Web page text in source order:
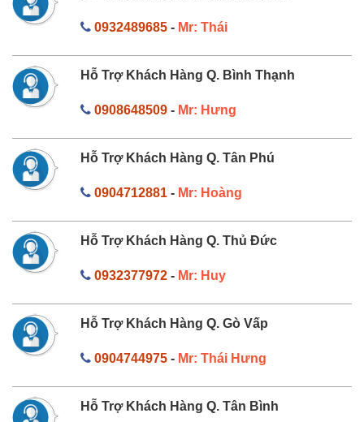
0932489685- Mr: Thái
Hỗ Trợ Khách Hàng Q. Bình Thạnh
0908648509- Mr: Hưng
Hỗ Trợ Khách Hàng Q. Tân Phú
0904712881- Mr: Hoàng
Hỗ Trợ Khách Hàng Q. Thủ Đức
0932377972- Mr: Huy
Hỗ Trợ Khách Hàng Q. Gò Vấp
0904744975- Mr: Thái Hưng
Hỗ Trợ Khách Hàng Q. Tân Bình